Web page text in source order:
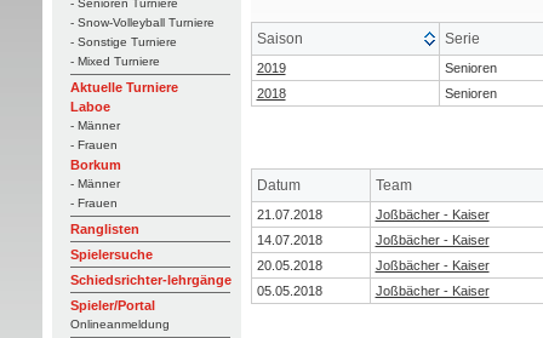
- Senioren Turniere
- Snow-Volleyball Turniere
- Sonstige Turniere
- Mixed Turniere
Aktuelle Turniere
Laboe
- Männer
- Frauen
Borkum
- Männer
- Frauen
Ranglisten
Spielersuche
Schiedsrichter-lehrgänge
Spieler/Portal
Onlineanmeldung
Saison Serie
2019
Senioren
2018
Senioren
Datum Team
21.07.2018
Joßbächer - Kaiser
14.07.2018
Joßbächer - Kaiser
20.05.2018
Joßbächer - Kaiser
05.05.2018
Joßbächer - Kaiser